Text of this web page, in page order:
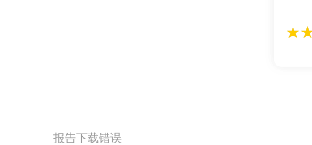
报告下载错误